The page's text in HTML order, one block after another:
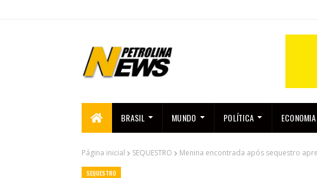
BRASIL MUNDO POLÍTICA ECONOMIA
Página inicial SEQUESTRO Menina encontrada após sequestro
SEQUESTRO